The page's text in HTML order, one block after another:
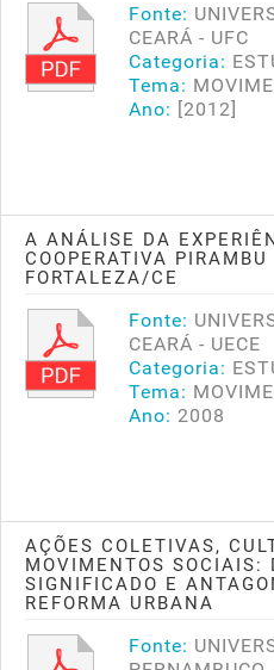
Fonte:
CEARÁ - UFC
Categoria:
Tema:
Ano: [2012]
A ANÁLISE DA
COOPERATIVA
FORTALEZA/CE
Fonte:
CEARÁ - UECE
Categoria:
Tema:
Ano: 2008
AÇÕES COLETIVAS,
MOVIMENTOS SOCIAIS:
SIGNIFICADO E
REFORMA URBANA
Fonte: